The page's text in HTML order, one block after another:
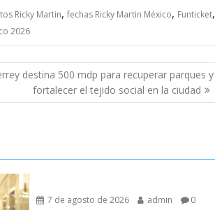
Ricky Martin, fechas Ricky Martin México, Funticket,
2026
destina 500 mdp para recuperar parques y
fortalecer el tejido social en la ciudad
7 de agosto de 2026 admin 0